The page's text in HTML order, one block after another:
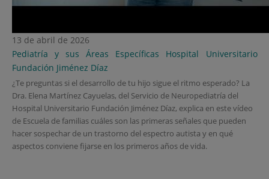
13 de abril de 2026
Pediatría y sus Áreas Específicas
Hospital Universitario
Fundación Jiménez Díaz
¿Te preguntas si el desarrollo de tu hijo sigue el ritmo esperado? La
Dra. Elena Martínez Cayuelas, del Servicio de Neuropediatría del
Hospital Universitario Fundación Jiménez Díaz, explica en este vídeo
de Escuela de familias cuáles son las primeras señales que pueden
hacer sospechar de un trastorno del espectro autista y en qué
aspectos conviene fijarse en los primeros años de vida.